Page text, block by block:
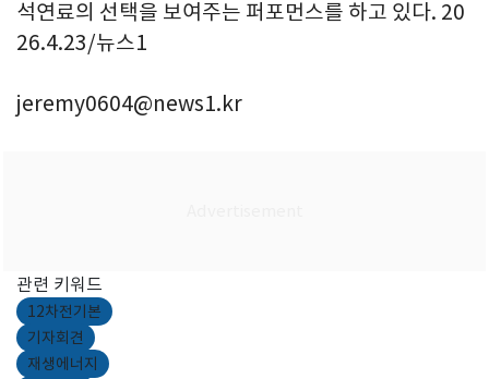
석연료의 선택을 보여주는 퍼포먼스를 하고 있다. 20
26.4.23/뉴스1
jeremy0604@news1.kr
관련 키워드
12차전기본
기자회견
재생에너지